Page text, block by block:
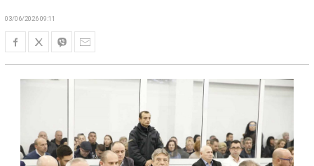
03/06/2026 09:11